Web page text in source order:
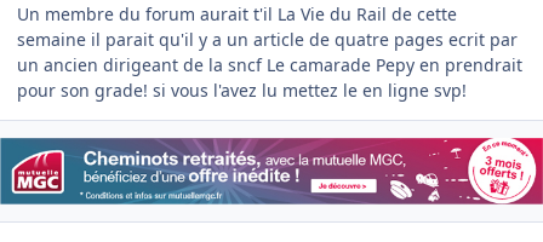
Un membre du forum aurait t'il La Vie du Rail de cette
semaine il parait qu'il y a un article de quatre pages ecrit par
un ancien dirigeant de la sncf Le camarade Pepy en prendrait
pour son grade! si vous l'avez lu mettez le en ligne svp!